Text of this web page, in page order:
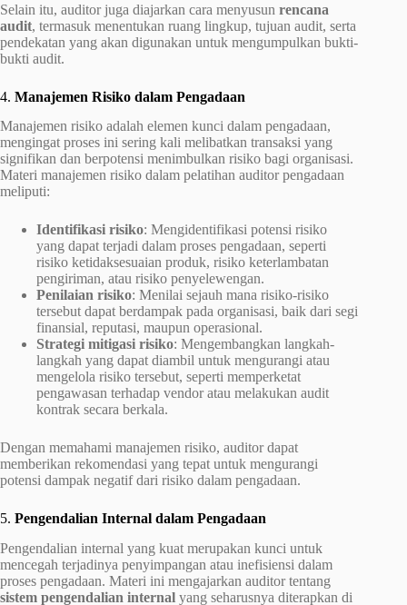
Selain itu, auditor juga diajarkan cara menyusun rencana
audit, termasuk menentukan ruang lingkup, tujuan audit, serta
pendekatan yang akan digunakan untuk mengumpulkan bukti-
bukti audit.
4. Manajemen Risiko dalam Pengadaan
Manajemen risiko adalah elemen kunci dalam pengadaan,
mengingat proses ini sering kali melibatkan transaksi yang
signifikan dan berpotensi menimbulkan risiko bagi organisasi.
Materi manajemen risiko dalam pelatihan auditor pengadaan
meliputi:
Identifikasi risiko: Mengidentifikasi potensi risiko
yang dapat terjadi dalam proses pengadaan, seperti
risiko ketidaksesuaian produk, risiko keterlambatan
pengiriman, atau risiko penyelewengan.
Penilaian risiko: Menilai sejauh mana risiko-risiko
tersebut dapat berdampak pada organisasi, baik dari segi
finansial, reputasi, maupun operasional.
Strategi mitigasi risiko: Mengembangkan langkah-
langkah yang dapat diambil untuk mengurangi atau
mengelola risiko tersebut, seperti memperketat
pengawasan terhadap vendor atau melakukan audit
kontrak secara berkala.
Dengan memahami manajemen risiko, auditor dapat
memberikan rekomendasi yang tepat untuk mengurangi
potensi dampak negatif dari risiko dalam pengadaan.
5. Pengendalian Internal dalam Pengadaan
Pengendalian internal yang kuat merupakan kunci untuk
mencegah terjadinya penyimpangan atau inefisiensi dalam
proses pengadaan. Materi ini mengajarkan auditor tentang
sistem pengendalian internal yang seharusnya diterapkan di